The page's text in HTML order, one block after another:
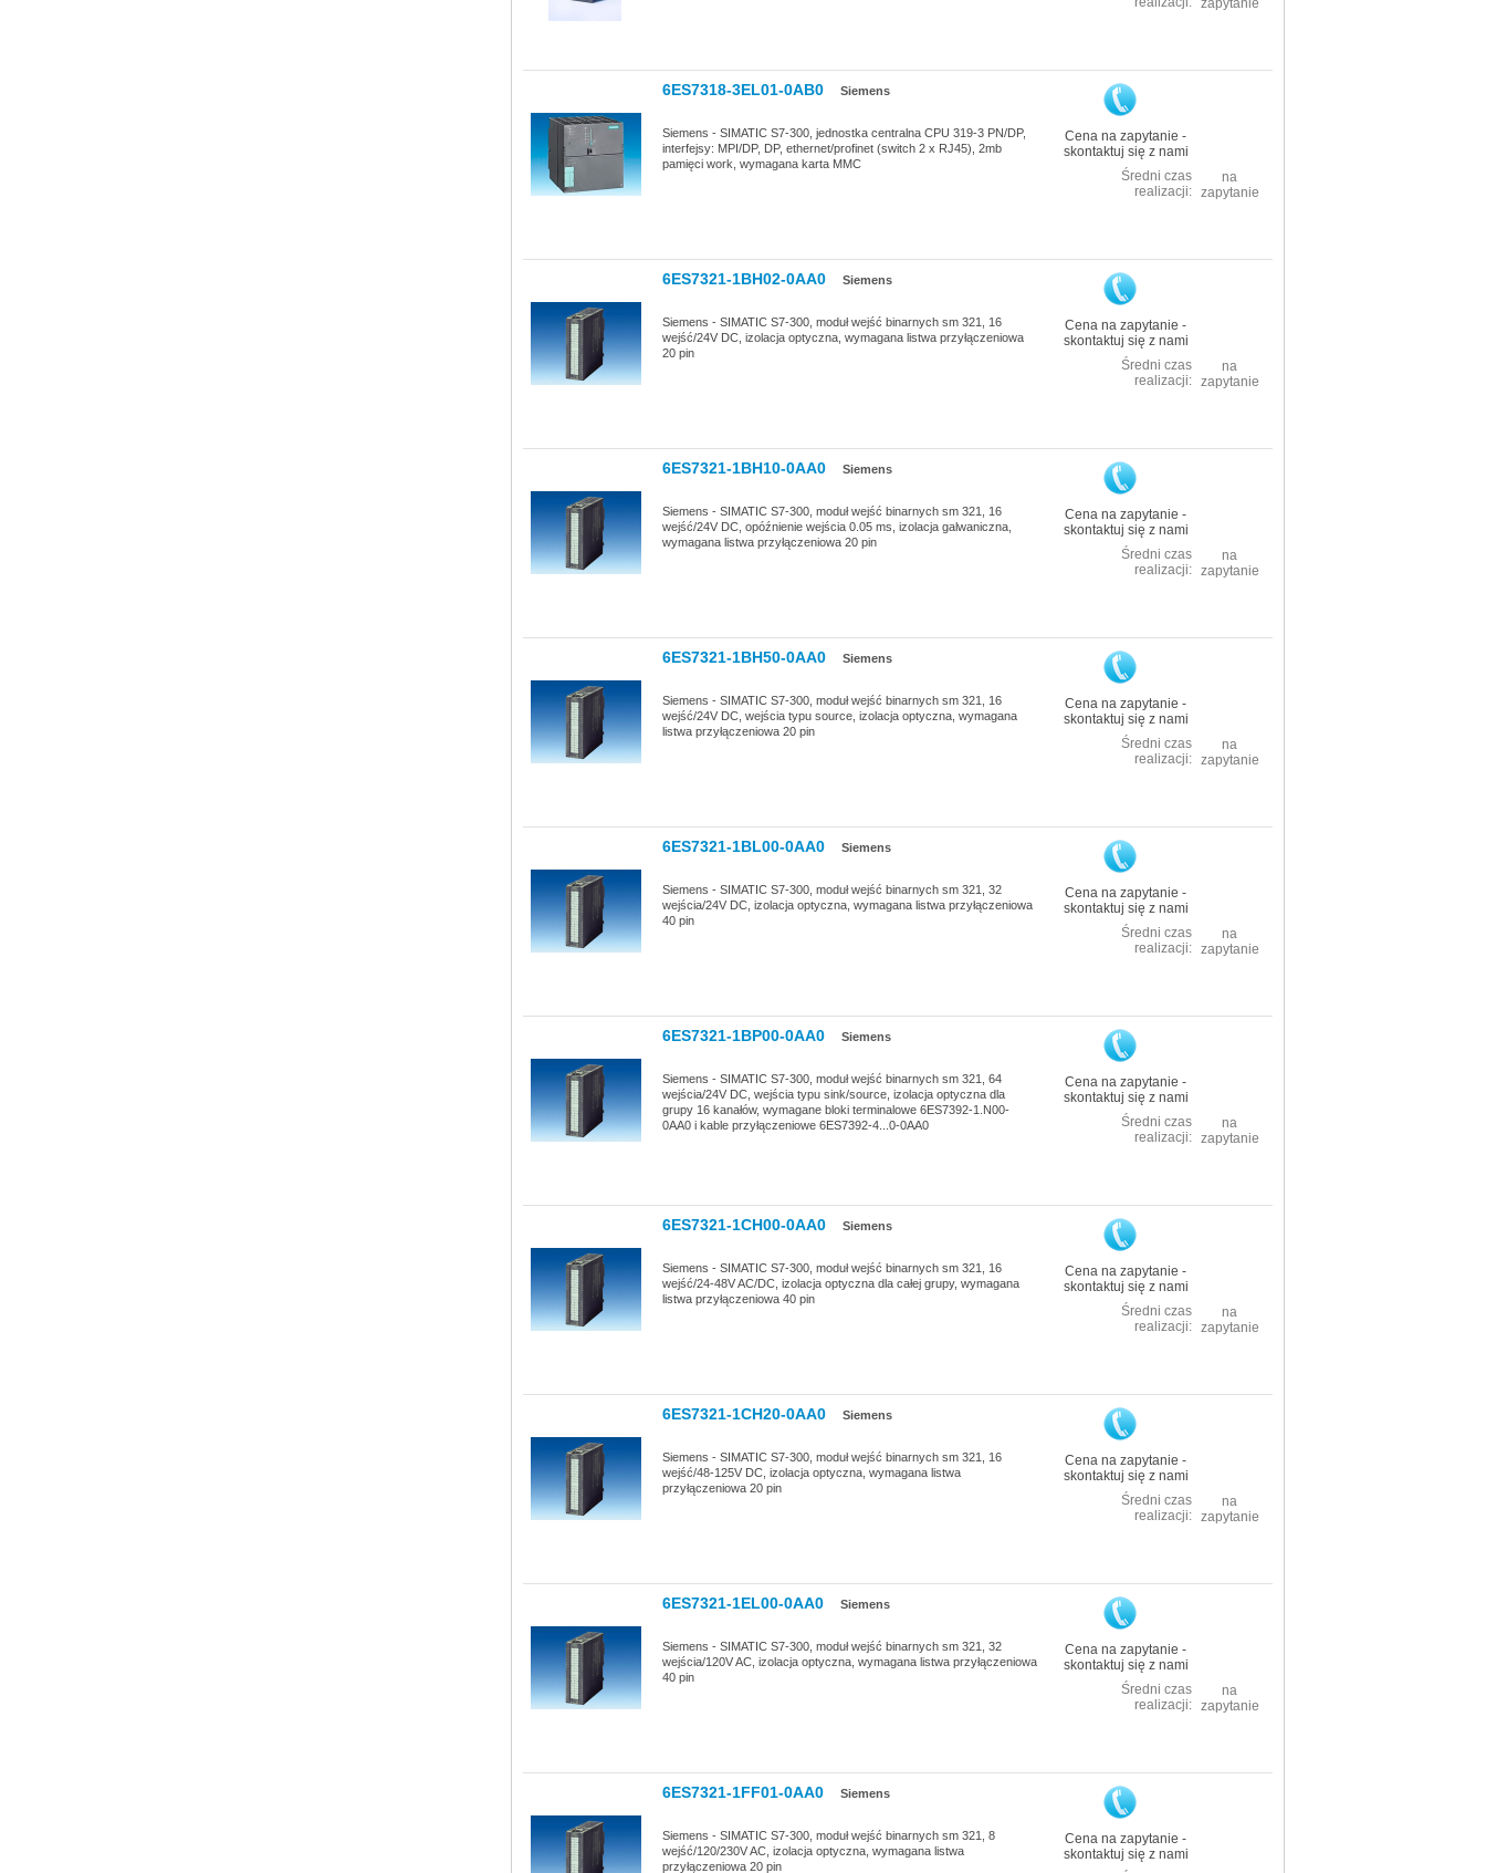
zapytanie
6ES7318-3EL01-0AB0 Siemens
Siemens - SIMATIC S7-300, jednostka centralna CPU 319-3 PN/DP,
interfejsy: MPI/DP, DP, ethernet/profinet (switch 2 x RJ45), 2mb
pamięci work, wymagana karta MMC
Cena na zapytanie -
skontaktuj się z nami
na
zapytanie
Średni czas
realizacji:
6ES7321-1BH02-0AA0 Siemens
Siemens - SIMATIC S7-300, moduł wejść binarnych sm 321, 16
wejść/24V DC, izolacja optyczna, wymagana listwa przyłączeniowa
20 pin
Cena na zapytanie -
skontaktuj się z nami
na
zapytanie
Średni czas
realizacji:
6ES7321-1BH10-0AA0 Siemens
Siemens - SIMATIC S7-300, moduł wejść binarnych sm 321, 16
wejść/24V DC, opóźnienie wejścia 0.05 ms, izolacja galwaniczna,
wymagana listwa przyłączeniowa 20 pin
Cena na zapytanie -
skontaktuj się z nami
na
zapytanie
Średni czas
realizacji:
6ES7321-1BH50-0AA0 Siemens
Siemens - SIMATIC S7-300, moduł wejść binarnych sm 321, 16
wejść/24V DC, wejścia typu source, izolacja optyczna, wymagana
listwa przyłączeniowa 20 pin
Cena na zapytanie -
skontaktuj się z nami
na
zapytanie
Średni czas
realizacji:
6ES7321-1BL00-0AA0 Siemens
Siemens - SIMATIC S7-300, moduł wejść binarnych sm 321, 32
wejścia/24V DC, izolacja optyczna, wymagana listwa przyłączeniowa
40 pin
Cena na zapytanie -
skontaktuj się z nami
na
zapytanie
Średni czas
realizacji:
6ES7321-1BP00-0AA0 Siemens
Siemens - SIMATIC S7-300, moduł wejść binarnych sm 321, 64
wejścia/24V DC, wejścia typu sink/source, izolacja optyczna dla
grupy 16 kanałów, wymagane bloki terminalowe 6ES7392-1.N00-
0AA0 i kable przyłączeniowe 6ES7392-4...0-0AA0
Cena na zapytanie -
skontaktuj się z nami
na
zapytanie
Średni czas
realizacji:
6ES7321-1CH00-0AA0 Siemens
Siemens - SIMATIC S7-300, moduł wejść binarnych sm 321, 16
wejść/24-48V AC/DC, izolacja optyczna dla całej grupy, wymagana
listwa przyłączeniowa 40 pin
Cena na zapytanie -
skontaktuj się z nami
na
zapytanie
Średni czas
realizacji:
6ES7321-1CH20-0AA0 Siemens
Siemens - SIMATIC S7-300, moduł wejść binarnych sm 321, 16
wejść/48-125V DC, izolacja optyczna, wymagana listwa
przyłączeniowa 20 pin
Cena na zapytanie -
skontaktuj się z nami
na
zapytanie
Średni czas
realizacji:
6ES7321-1EL00-0AA0 Siemens
Siemens - SIMATIC S7-300, moduł wejść binarnych sm 321, 32
wejścia/120V AC, izolacja optyczna, wymagana listwa przyłączeniowa
40 pin
Cena na zapytanie -
skontaktuj się z nami
na
zapytanie
Średni czas
realizacji:
6ES7321-1FF01-0AA0 Siemens
Siemens - SIMATIC S7-300, moduł wejść binarnych sm 321, 8
wejść/120/230V AC, izolacja optyczna, wymagana listwa
przyłączeniowa 20 pin
Cena na zapytanie -
skontaktuj się z nami